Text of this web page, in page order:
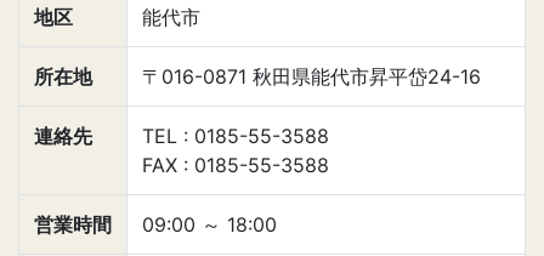
地区 能代市
所在地 〒016-0871 秋田県能代市昇平岱24-16
連絡先
TEL : 0185-55-3588
FAX : 0185-55-3588
営業時間 09:00 ～ 18:00